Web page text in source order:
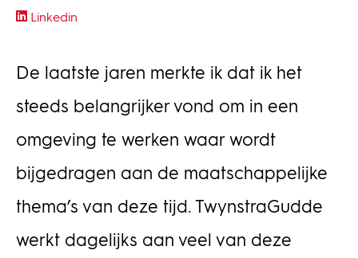
Linkedin
De laatste jaren merkte ik dat ik het
steeds belangrijker vond om in een
omgeving te werken waar wordt
bijgedragen aan de maatschappelijke
thema’s van deze tijd. TwynstraGudde
werkt dagelijks aan veel van deze